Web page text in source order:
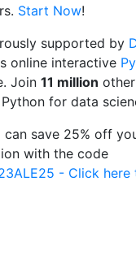
Start Now!
supported by
online interactive
Join 11 million
for data
can save 25% off
with the code
- Click